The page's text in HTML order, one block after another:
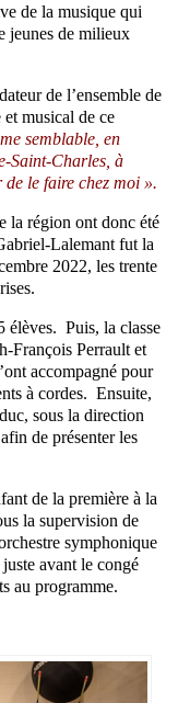
de la musique qui
jeunes de milieux
de l’ensemble de
et musical de ce
semblable, en
Saint-Charles, à
le faire chez moi ».
la région ont donc été
Lalemant fut la
2022, les trente
élèves. Puis, la classe
François Perrault et
accompagné pour
à cordes. Ensuite,
sous la direction
de présenter les
de la première à la
la supervision de
symphonique
avant le congé
au programme.